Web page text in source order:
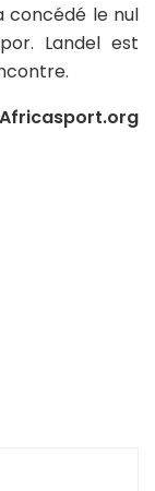
concédé le nul
Landel est